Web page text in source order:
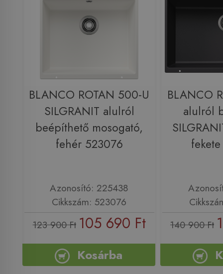
BLANCO ROTAN 500-U
SILGRANIT alulról
beépíthető mosogató,
fehér 523076
Azonosító: 225438
Cikkszám: 523076
123 900 Ft 105 690 Ft
Kosárba
BLANCO
alulról
140 900 Ft